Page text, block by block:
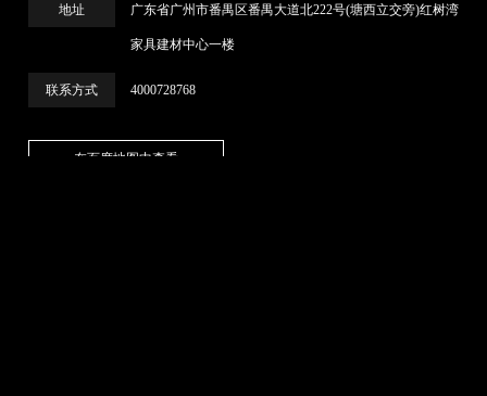
地址 广东省广州市番禺区番禺大道北222号(塘西立交旁)红树湾
家具建材中心一楼
联系方式 4000728768
在百度地图中查看